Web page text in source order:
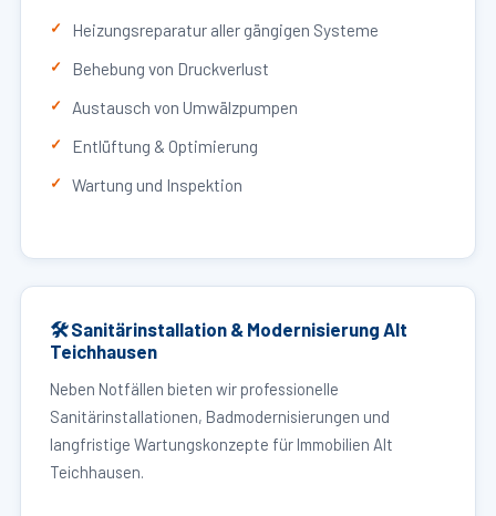
Heizungsreparatur aller gängigen Systeme
Behebung von Druckverlust
Austausch von Umwälzpumpen
Entlüftung & Optimierung
Wartung und Inspektion
🛠 Sanitärinstallation & Modernisierung Alt
Teichhausen
Neben Notfällen bieten wir professionelle
Sanitärinstallationen, Badmodernisierungen und
langfristige Wartungskonzepte für Immobilien Alt
Teichhausen.